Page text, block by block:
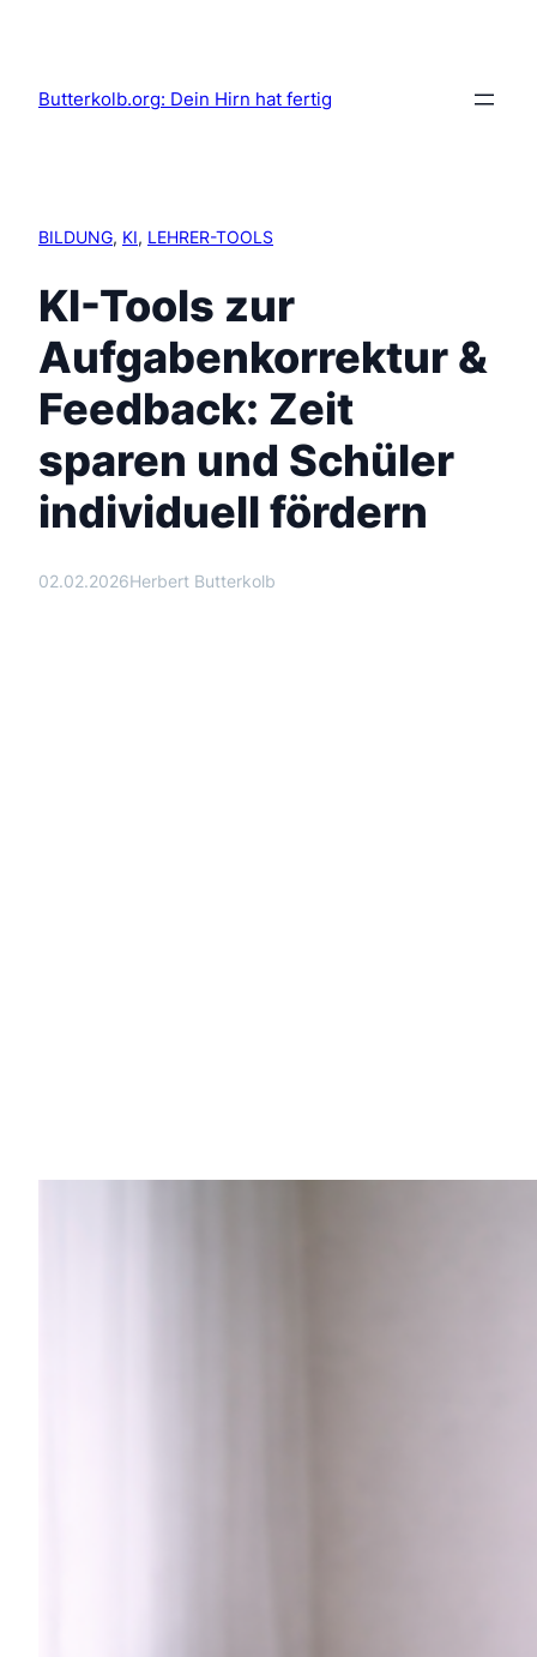
Butterkolb.org: Dein Hirn hat fertig
BILDUNG, KI, LEHRER-TOOLS
KI-Tools zur
Aufgabenkorrektur &
Feedback: Zeit
sparen und Schüler
individuell fördern
02.02.2026Herbert Butterkolb